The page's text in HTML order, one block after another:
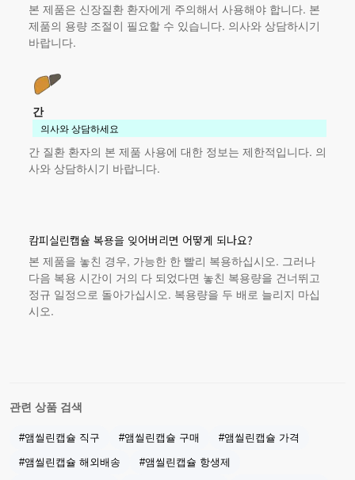
본 제품은 신장질환 환자에게 주의해서 사용해야 합니다. 본
제품의 용량 조절이 필요할 수 있습니다. 의사와 상담하시기
바랍니다.
간
의사와 상담하세요
간 질환 환자의 본 제품 사용에 대한 정보는 제한적입니다. 의
사와 상담하시기 바랍니다.
캄피실린캡슐 복용을 잊어버리면 어떻게 되나요?
본 제품을 놓친 경우, 가능한 한 빨리 복용하십시오. 그러나
다음 복용 시간이 거의 다 되었다면 놓친 복용량을 건너뛰고
정규 일정으로 돌아가십시오. 복용량을 두 배로 늘리지 마십
시오.
관련 상품 검색
#앰씰린캡슐 직구 #앰씰린캡슐 구매 #앰씰린캡슐 가격
#앰씰린캡슐 해외배송 #앰씰린캡슐 항생제